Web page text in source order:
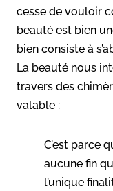
cesse de vouloir
beauté est bien
bien consiste à
La beauté nous
travers des
valable :
C’est parce
aucune fin
l’unique